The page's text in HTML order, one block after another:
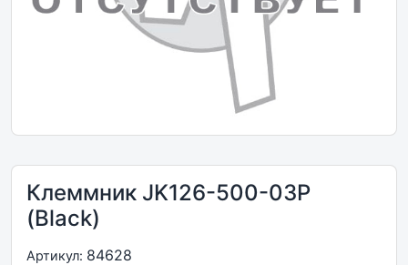
Клеммник JK126-500-03P
(Black)
Артикул: 84628